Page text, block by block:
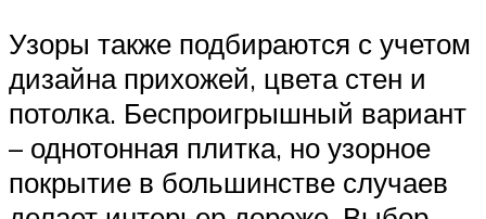
Узоры также подбираются с учетом
дизайна прихожей, цвета стен и
потолка. Беспроигрышный вариант
– однотонная плитка, но узорное
покрытие в большинстве случаев